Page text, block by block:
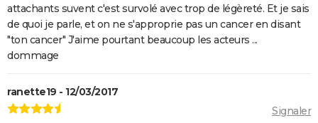
attachants suvent c'est survolé avec trop de légèreté. Et je sais
de quoi je parle, et on ne s'approprie pas un cancer en disant
"ton cancer" J'aime pourtant beaucoup les acteurs ...
dommage
ranette19 - 12/03/2017
Signaler